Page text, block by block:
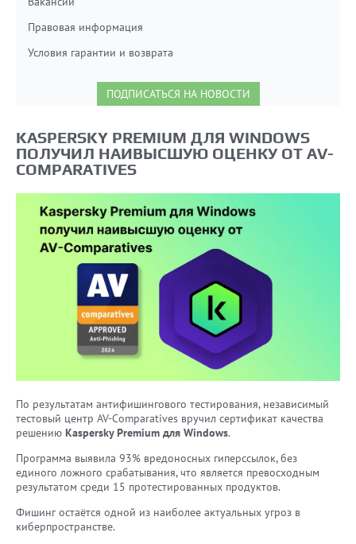
Правовая информация
Условия гарантии и возврата
ПОДПИСАТЬСЯ НА НОВОСТИ
KASPERSKY PREMIUM ДЛЯ WINDOWS
ПОЛУЧИЛ НАИВЫСШУЮ ОЦЕНКУ ОТ AV-
COMPARATIVES
По результатам антифишингового тестирования, независимый
тестовый центр AV-Comparatives вручил сертификат качества
решению Kaspersky Premium для Windows.
Программа выявила 93% вредоносных гиперссылок, без
единого ложного срабатывания, что является превосходным
результатом среди 15 протестированных продуктов.
Фишинг остаётся одной из наиболее актуальных угроз в
киберпространстве.